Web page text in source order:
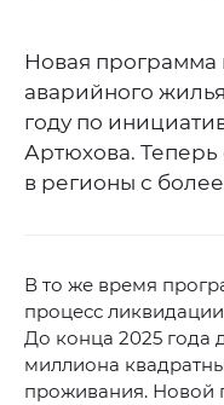
Новая программа
аварийного
году по
Артюхова. Теперь
в регионы с
В то же время
процесс
До конца 2025 года
миллиона
проживания. Новой